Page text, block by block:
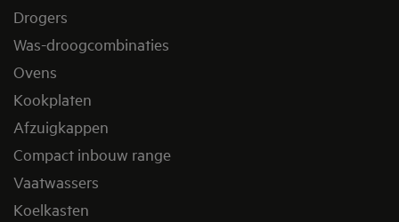
Drogers
Was-droogcombinaties
Ovens
Kookplaten
Afzuigkappen
Compact inbouw range
Vaatwassers
Koelkasten